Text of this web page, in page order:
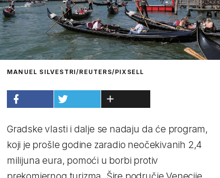
MANUEL SILVESTRI/REUTERS/PIXSELL
Gradske vlasti i dalje se nadaju da će program,
koji je prošle godine zaradio neočekivanih 2,4
milijuna eura, pomoći u borbi protiv